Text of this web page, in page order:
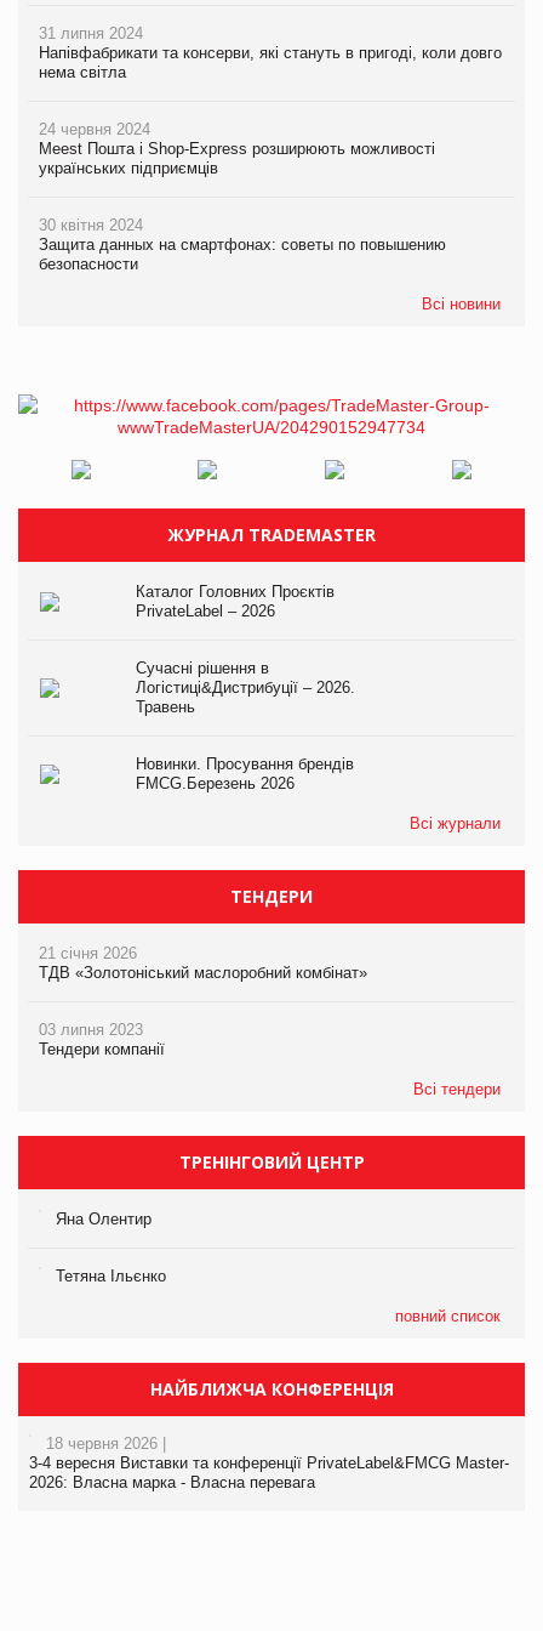
31 липня 2024
Напівфабрикати та консерви, які стануть в пригоді, коли довго
нема світла
24 червня 2024
Meest Пошта і Shop-Express розширюють можливості
українських підприємців
30 квітня 2024
Защита данных на смартфонах: советы по повышению
безопасности
Всі новини
ЖУРНАЛ TRADEMASTER
Каталог Головних Проєктів
PrivateLabel – 2026
Сучасні рішення в
Логістиці&Дистрибуції – 2026.
Травень
Новинки. Просування брендів
FMCG.Березень 2026
Всі журнали
ТЕНДЕРИ
21 січня 2026
ТДВ «Золотоніський маслоробний комбінат»
03 липня 2023
Тендери компанії
Всі тендери
ТРЕНІНГОВИЙ ЦЕНТР
Яна Олентир
Тетяна Ільєнко
повний список
НАЙБЛИЖЧА КОНФЕРЕНЦІЯ
18 червня 2026 |
3-4 вересня Виставки та конференції PrivateLabel&FMCG Master-
2026: Власна марка - Власна перевага